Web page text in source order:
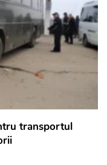
transportul